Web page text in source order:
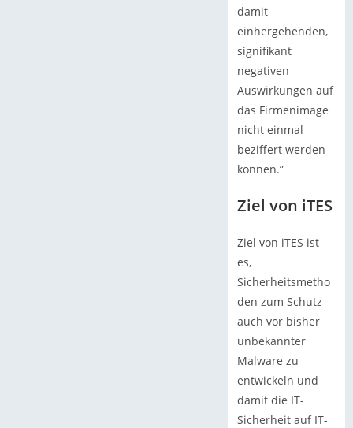
damit
einhergehenden,
signifikant
negativen
Auswirkungen auf
das Firmenimage
nicht einmal
beziffert werden
können.”
Ziel von iTES
Ziel von iTES ist
es,
Sicherheitsmetho
den zum Schutz
auch vor bisher
unbekannter
Malware zu
entwickeln und
damit die IT-
Sicherheit auf IT-